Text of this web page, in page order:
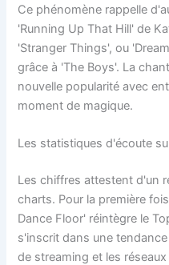
Ce phénomène rappelle
'Running Up That Hill' de
'Stranger Things', ou
grâce à 'The Boys'. La
nouvelle popularité avec
moment de magique.
Les statistiques d'écoute
Les chiffres attestent d'un
charts. Pour la première
Dance Floor' réintègre le
s'inscrit dans une
de streaming et les